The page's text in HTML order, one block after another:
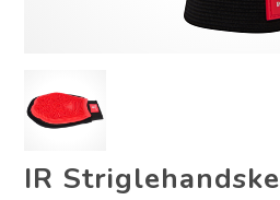
IR